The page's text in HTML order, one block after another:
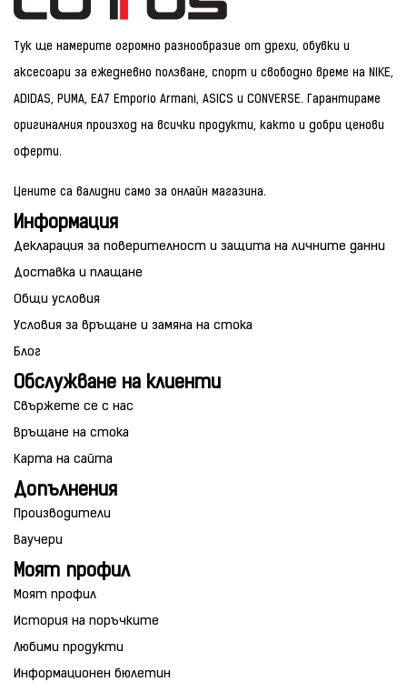
Тук ще намерите огромно разнообразие от дрехи, обувки и
аксесоари за ежедневно ползване, спорт и свободно време на NIKE,
ADIDAS, PUMA, EA7 Emporio Armani, ASICS и CONVERSE. Гарантираме
оригиналния произход на всички продукти, както и добри ценови
оферти.
Цените са валидни само за онлайн магазина.
Информация
Декларация за поверителност и защита на личните данни
Доставка и плащане
Общи условия
Условия за връщане и замяна на стока
Блог
Обслужване на клиенти
Свържете се с нас
Връщане на стока
Карта на сайта
Допълнения
Производители
Ваучери
Моят профил
Моят профил
История на поръчките
Любими продукти
Информационен бюлетин